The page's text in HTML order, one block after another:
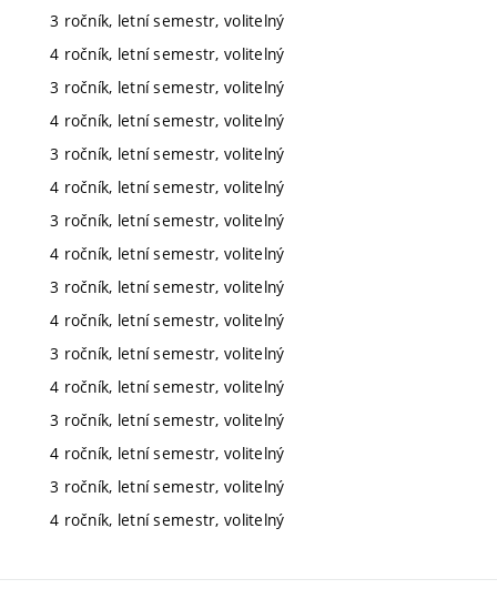
3 ročník, letní semestr, volitelný
4 ročník, letní semestr, volitelný
3 ročník, letní semestr, volitelný
4 ročník, letní semestr, volitelný
3 ročník, letní semestr, volitelný
4 ročník, letní semestr, volitelný
3 ročník, letní semestr, volitelný
4 ročník, letní semestr, volitelný
3 ročník, letní semestr, volitelný
4 ročník, letní semestr, volitelný
3 ročník, letní semestr, volitelný
4 ročník, letní semestr, volitelný
3 ročník, letní semestr, volitelný
4 ročník, letní semestr, volitelný
3 ročník, letní semestr, volitelný
4 ročník, letní semestr, volitelný